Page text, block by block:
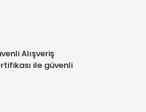
Alışveriş
ile güvenli